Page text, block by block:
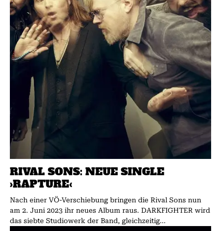
RIVAL SONS: NEUE SINGLE
›RAPTURE‹
Nach einer VÖ-Verschiebung bringen die Rival Sons nun
am 2. Juni 2023 ihr neues Album raus. DARKFIGHTER wird
das siebte Studiowerk der Band, gleichzeitig...